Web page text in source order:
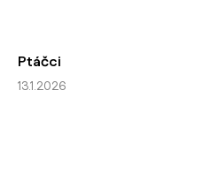
Ptáčci
13.1.2026